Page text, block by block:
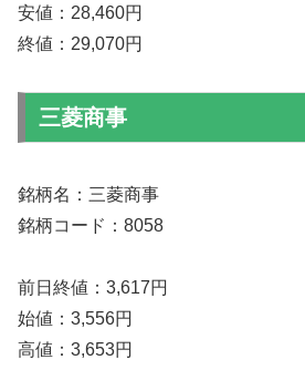
安値：28,460円
終値：29,070円
三菱商事
銘柄名：三菱商事
銘柄コード：8058
前日終値：3,617円
始値：3,556円
高値：3,653円